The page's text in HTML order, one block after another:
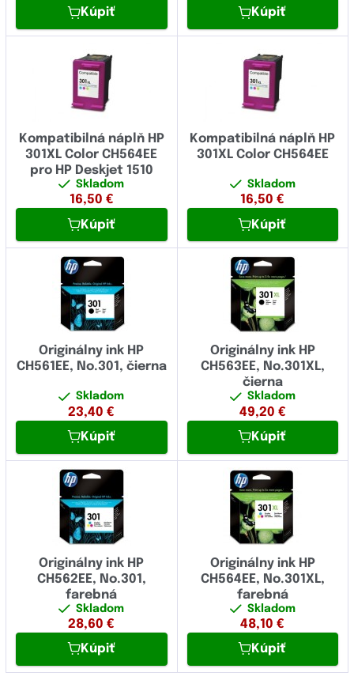
Kúpiť
Kúpiť
Kompatibilná náplň HP
301XL Color CH564EE
pro HP Deskjet 1510
Skladom
16,50 €
Kúpiť
Kompatibilná náplň HP
301XL Color CH564EE
Skladom
16,50 €
Kúpiť
Originálny ink HP
CH561EE, No.301, čierna
Skladom
23,40 €
Kúpiť
Originálny ink HP
CH563EE, No.301XL,
čierna
Skladom
49,20 €
Kúpiť
Originálny ink HP
CH562EE, No.301,
farebná
Skladom
28,60 €
Kúpiť
Originálny ink HP
CH564EE, No.301XL,
farebná
Skladom
48,10 €
Kúpiť